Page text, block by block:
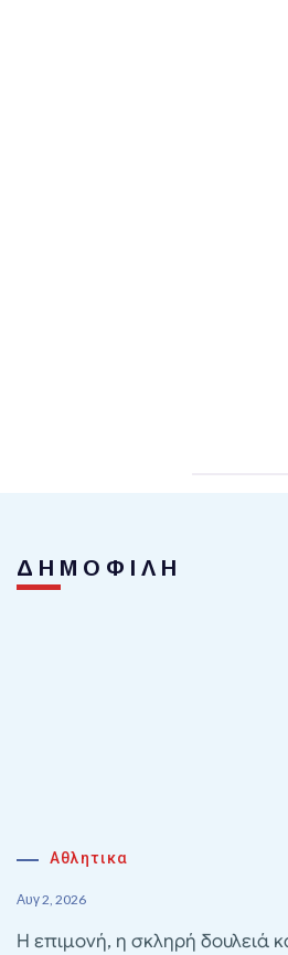
ΔΗΜΟΦΙΛΗ
Αθλητικα
Αυγ 2, 2026
Η επιμονή, η σκληρή δουλειά